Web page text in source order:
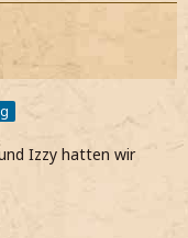
Izzy hatten wir